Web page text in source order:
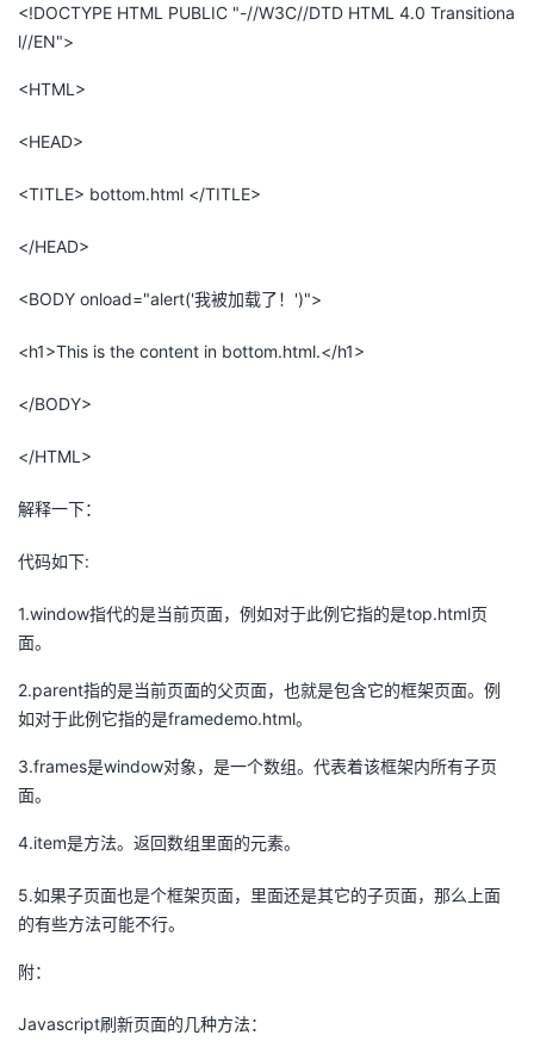
<!DOCTYPE HTML PUBLIC "-//W3C//DTD HTML 4.0 Transitiona
l//EN">
<HTML>
<HEAD>
<TITLE> bottom.html </TITLE>
</HEAD>
<BODY οnlοad="alert('我被加载了！')">
<h1>This is the content in bottom.html.</h1>
</BODY>
</HTML>
解释一下：
代码如下:
1.window指代的是当前页面，例如对于此例它指的是top.html页
面。
2.parent指的是当前页面的父页面，也就是包含它的框架页面。例
如对于此例它指的是framedemo.html。
3.frames是window对象，是一个数组。代表着该框架内所有子页
面。
4.item是方法。返回数组里面的元素。
5.如果子页面也是个框架页面，里面还是其它的子页面，那么上面
的有些方法可能不行。
附：
Javascript刷新页面的几种方法：